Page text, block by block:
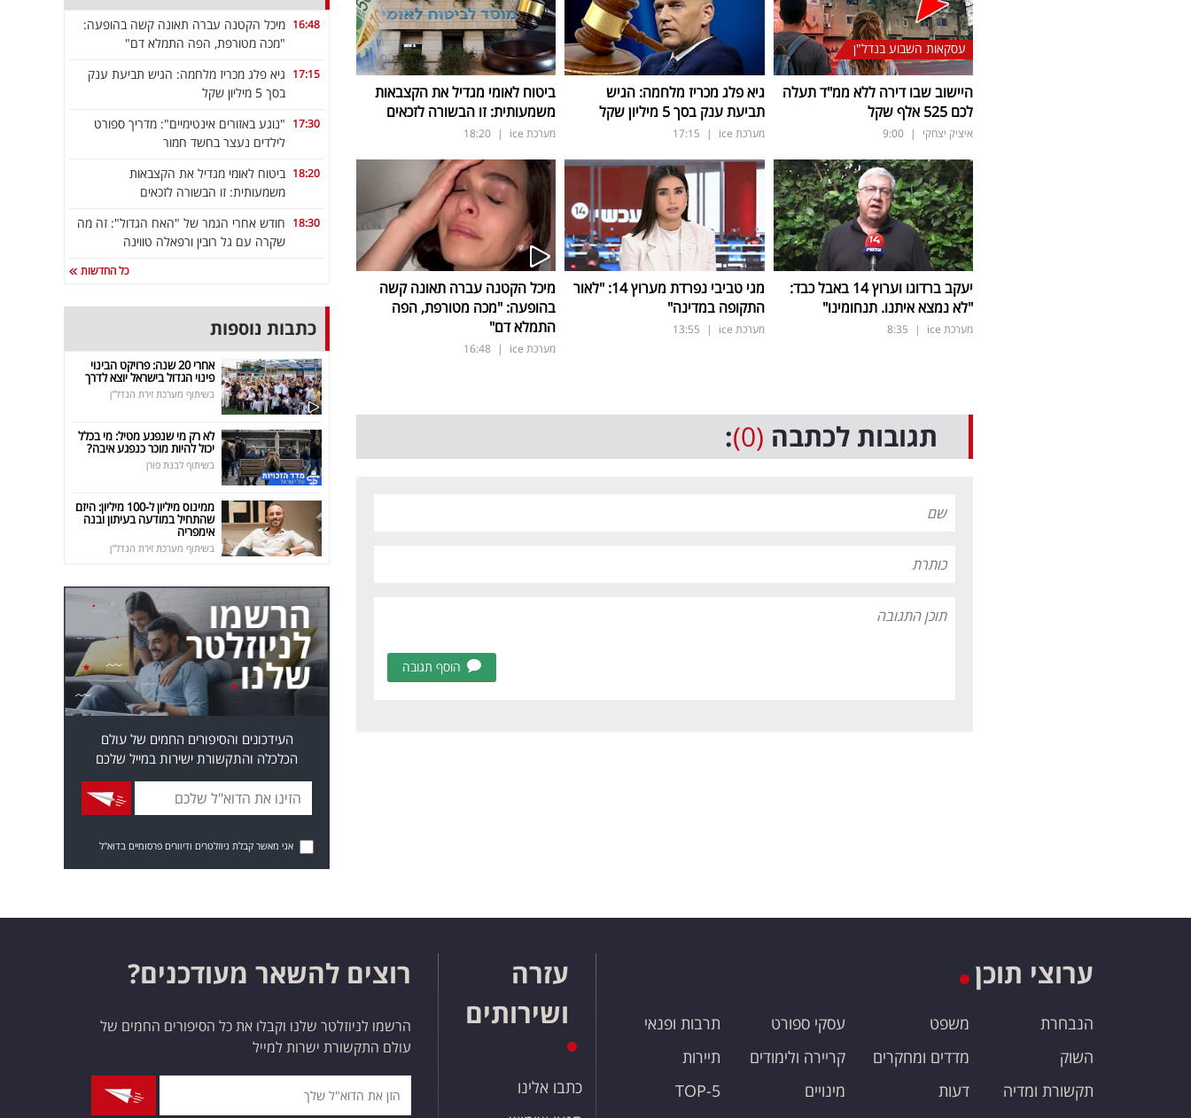
עסקאות השבוע בנדל"ן
היישוב שבו דירה ללא ממ"ד תעלה
לכם 525 אלף שקל
איציק יצחקי |
9:00
גיא פלג מכריז מלחמה: הגיש
תביעת ענק בסך 5 מיליון שקל
מערכת ice |
17:15
ביטוח לאומי מגדיל את הקצבאות
משמעותית: זו הבשורה לזכאים
מערכת ice |
18:20
יעקב ברדוגו וערוץ 14 באבל כבד:
"לא נמצא איתנו. תנחומינו"
מערכת ice |
8:35
מגי טביבי נפרדת מערוץ 14: "לאור
התקופה במדינה"
מערכת ice |
13:55
מיכל הקטנה עברה תאונה קשה
בהופעה: "מכה מטורפת, הפה
התמלא דם"
מערכת ice |
16:48
תגובות לכתבה (0)
:
הוסף תגובה
16:48 מיכל הקטנה עברה תאונה קשה בהופעה:
"מכה מטורפת, הפה התמלא דם"
17:15 גיא פלג מכריז מלחמה: הגיש תביעת ענק
בסך 5 מיליון שקל
17:30 "נוגע באזורים אינטימיים": מדריך ספורט
לילדים נעצר בחשד חמור
18:20 ביטוח לאומי מגדיל את הקצבאות
משמעותית: זו הבשורה לזכאים
18:30 חודש אחרי הגמר של "האח הגדול": זה מה
שקרה עם גל רובין ורפאלה טווינה
כל החדשות
כתבות נוספות
אחרי 20 שנה: פרויקט הבינוי
פינוי הגדול בישראל יוצא לדרך
בשיתוף מערכת זירת הנדל"ן
לא רק מי שנפגע מטיל: מי בכלל
יכול להיות מוכר כנפגע איבה?
בשיתוף לבנת פורן
ממינוס מיליון ל-100 מיליון: היזם
שהתחיל במודעה בעיתון ובנה
אימפריה
בשיתוף מערכת זירת הנדל"ן
העידכונים והסיפורים החמים של עולם
הכלכלה והתקשורת ישירות במייל שלכם
אני מאשר קבלת ניוזלטרים ודיוורים פרסומיים בדוא"ל
ערוצי תוכן
הנבחרת
השוק
תקשורת ומדיה
משפט
מדדים ומחקרים
דעות
עסקי ספורט
קריירה ולימודים
מינויים
תרבות ופנאי
תיירות
TOP-5
עזרה
ושירותים
כתבו אלינו
רוצים להשאר מעודכנים?
הרשמו לניוזלטר שלנו וקבלו את כל הסיפורים החמים של
עולם התקשורת ישרות למייל